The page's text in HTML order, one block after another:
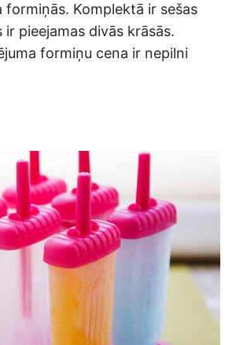
formiņās. Komplektā ir sešas
pieejamas divās krāsās.
formiņu cena ir nepilni